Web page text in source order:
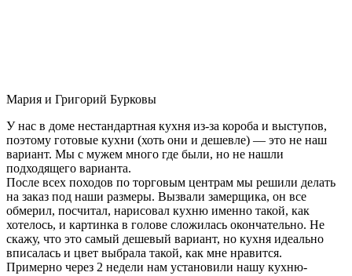
Мария и Григорий Бурковы
У нас в доме нестандартная кухня из-за короба и выступов,
поэтому готовые кухни (хоть они и дешевле) — это не наш
вариант. Мы с мужем много где были, но не нашли
подходящего варианта.
После всех походов по торговым центрам мы решили делать
на заказ под наши размеры. Вызвали замерщика, он все
обмерил, посчитал, нарисовал кухню именно такой, как
хотелось, и картинка в голове сложилась окончательно. Не
скажу, что это самый дешевый вариант, но кухня идеально
вписалась и цвет выбрала такой, как мне нравится.
Примерно через 2 недели нам установили нашу кухню-